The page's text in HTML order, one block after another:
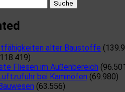
alter Baustoffe
Fliesen im Außenbereich
bei Kaminöfen (69.980)
(63.556)